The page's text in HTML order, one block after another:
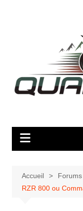
Accueil Forums
RZR 800 ou